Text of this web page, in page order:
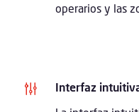
operarios y las
g
Interfaz